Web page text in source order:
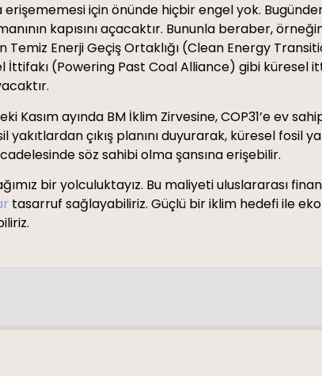
için önünde hiçbir engel yok.
kapısını açacaktır. Bununla beraber,
Enerji Geçiş Ortaklığı (Clean Energy
İttifakı (Powering Past Coal Alliance) gibi
Kasım ayında BM İklim Zirvesine, COP31’e ev
yakıtlardan çıkış planını duyurarak, küresel fosil
söz sahibi olma şansına erişebilir.
bir yolculuktayız. Bu maliyeti uluslararası
tasarruf sağlayabiliriz. Güçlü bir iklim hedefi ile